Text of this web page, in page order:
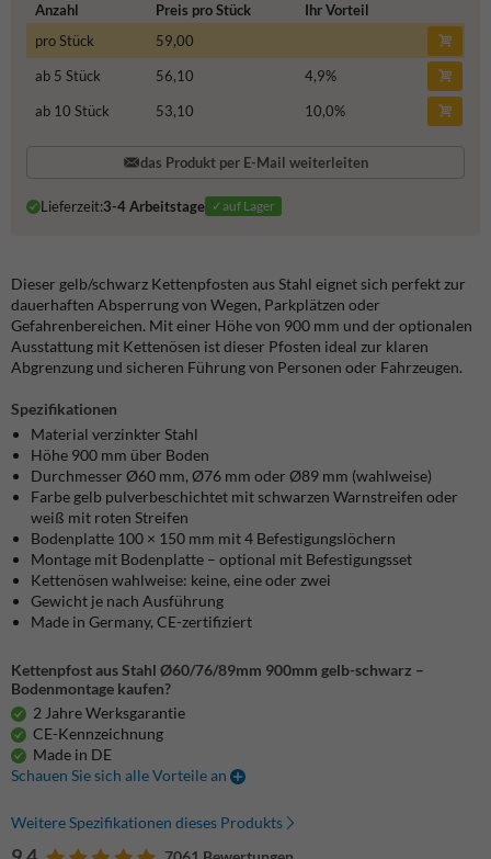
Anzahl Preis pro Stück
Ihr Vorteil
pro Stück
59,00
ab 5 Stück
56,10 4,9%
ab 10 Stück
53,10 10,0%
das Produkt per E-Mail weiterleiten
Lieferzeit:3-4 Arbeitstage ✓auf Lager
Dieser gelb/schwarz Kettenpfosten aus Stahl eignet sich perfekt zur
dauerhaften Absperrung von Wegen, Parkplätzen oder
Gefahrenbereichen. Mit einer Höhe von 900 mm und der optionalen
Ausstattung mit Kettenösen ist dieser Pfosten ideal zur klaren
Abgrenzung und sicheren Führung von Personen oder Fahrzeugen.
Spezifikationen
Material verzinkter Stahl
Höhe 900 mm über Boden
Durchmesser Ø60 mm, Ø76 mm oder Ø89 mm (wahlweise)
Farbe gelb pulverbeschichtet mit schwarzen Warnstreifen oder
weiß mit roten Streifen
Bodenplatte 100 × 150 mm mit 4 Befestigungslöchern
Montage mit Bodenplatte – optional mit Befestigungsset
Kettenösen wahlweise: keine, eine oder zwei
Gewicht je nach Ausführung
Made in Germany, CE-zertifiziert
Kettenpfost aus Stahl Ø60/76/89mm 900mm gelb-schwarz –
Bodenmontage kaufen?
2 Jahre Werksgarantie
CE-Kennzeichnung
Made in DE
Schauen Sie sich alle Vorteile an
Weitere Spezifikationen dieses Produkts